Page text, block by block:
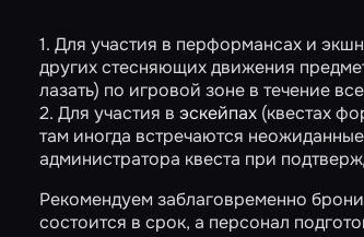
1. Для участия в перформансах и
других стесняющих движения
лазать) по игровой зоне в течение
2. Для участия в эскейпах (квестах
там иногда встречаются
администратора квеста при
Рекомендуем заблаговременно
состоится в срок, а персонал